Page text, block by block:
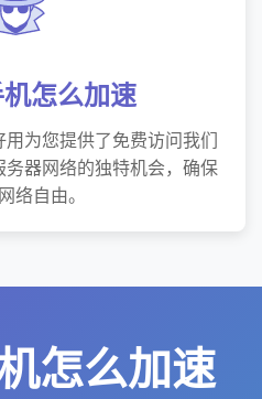
怎么加速
为您提供了免费访问我们
器网络的独特机会，确保
络自由。
怎么加速